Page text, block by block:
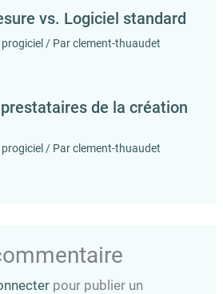
vs. Logiciel standard
progiciel / Parclement-thuaudet
de la création
progiciel / Parclement-thuaudet
pour publier un